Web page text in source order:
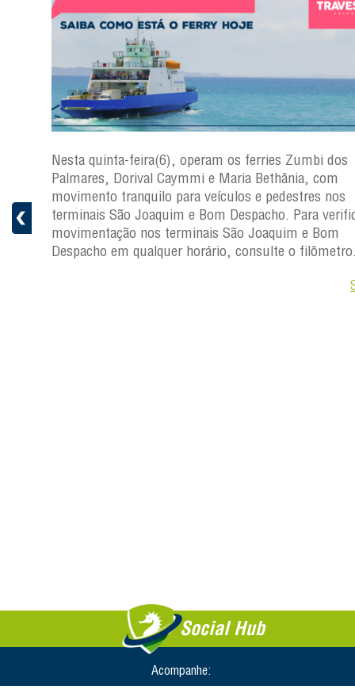
Nesta quinta-feira(6), operam os ferries Zumbi dos
Palmares, Dorival Caymmi e Maria Bethânia, com
movimento tranquilo para veículos e pedestres nos
terminais São Joaquim e Bom Despacho. Para
movimentação nos terminais São Joaquim e Bom
Despacho em qualquer horário, consulte o
Social Hub
Acompanhe: